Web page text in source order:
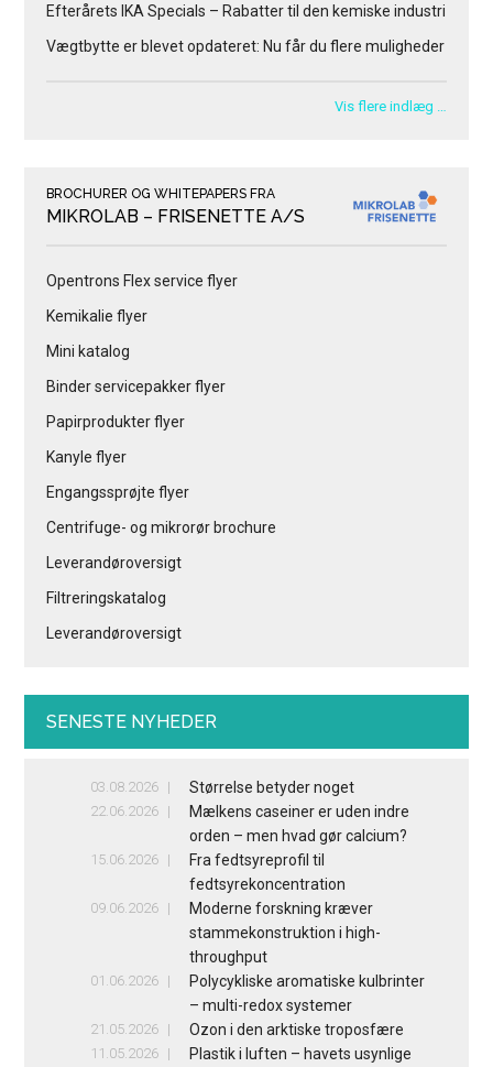
Efterårets IKA Specials – Rabatter til den kemiske industri
Vægtbytte er blevet opdateret: Nu får du flere muligheder
Vis flere indlæg …
BROCHURER OG WHITEPAPERS FRA
MIKROLAB – FRISENETTE A/S
Opentrons Flex service flyer
Kemikalie flyer
Mini katalog
Binder servicepakker flyer
Papirprodukter flyer
Kanyle flyer
Engangssprøjte flyer
Centrifuge- og mikrorør brochure
Leverandøroversigt
Filtreringskatalog
Leverandøroversigt
SENESTE NYHEDER
03.08.2026 Størrelse betyder noget
22.06.2026
Mælkens caseiner er uden indre
orden – men hvad gør calcium?
15.06.2026
Fra fedtsyreprofil til
fedtsyrekoncentration
09.06.2026
Moderne forskning kræver
stammekonstruktion i high-
throughput
01.06.2026
Polycykliske aromatiske kulbrinter
– multi-redox systemer
21.05.2026 Ozon i den arktiske troposfære
11.05.2026
Plastik i luften – havets usynlige